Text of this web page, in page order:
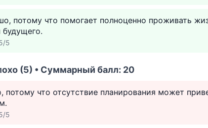
потому что помогает полноценно проживать
5
(5) • Суммарный балл: 20
потому что отсутствие планирования может
5